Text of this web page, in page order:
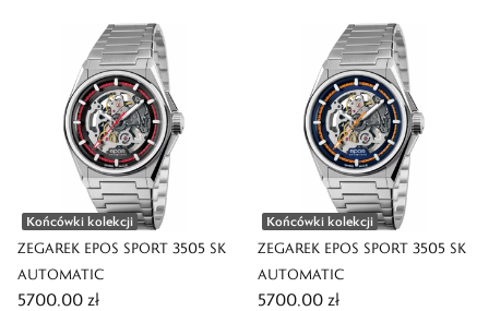
Końcówki kolekcji
ZEGAREK EPOS SPORT 3505 SK
AUTOMATIC
5700,00 zł
Końcówki kolekcji
ZEGAREK EPOS SPORT 3505 SK
AUTOMATIC
5700,00 zł